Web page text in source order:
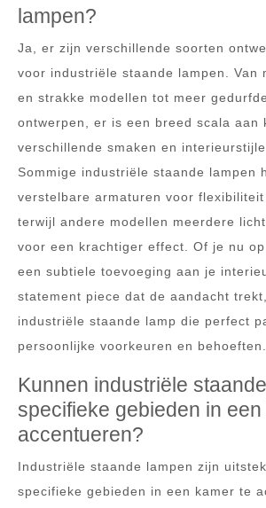
lampen?
Ja, er zijn verschillende soorten
voor industriële staande lampen. Van
en strakke modellen tot meer
ontwerpen, er is een breed scala aan
verschillende smaken en
Sommige industriële staande lampen
verstelbare armaturen voor flexibiliteit
terwijl andere modellen meerdere
voor een krachtiger effect. Of je nu
een subtiele toevoeging aan je
statement piece dat de aandacht
industriële staande lamp die perfect
persoonlijke voorkeuren en behoeften.
Kunnen industriële
specifieke gebieden in
accentueren?
Industriële staande lampen zijn
specifieke gebieden in een kamer te